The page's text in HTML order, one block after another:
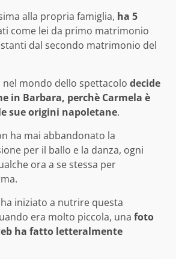
alla propria famiglia, ha 5
come lei da primo matrimonio
dal secondo matrimonio del
mondo dello spettacolo decide
in Barbara, perchè Carmela è
sue origini napoletane.
ha mai abbandonato la
per il ballo e la danza, ogni
ora a se stessa per
iniziato a nutrire questa
era molto piccola, una foto
ha fatto letteralmente